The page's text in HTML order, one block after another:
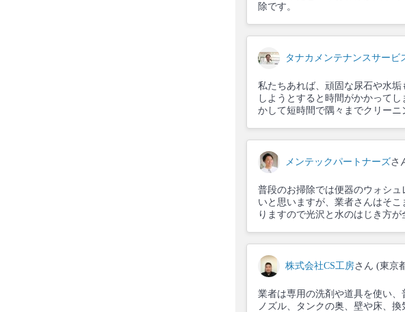
除です。
タナカメンテナンスサービ
私たちあれば、頑固な尿石や水
しようとすると時間がかかって
かして短時間で隅々までクリーニ
メンテックパートナーズさ
普段のお掃除では便器のウォシ
いと思いますが、業者さんはそ
りますので光沢と水のはじき方が
株式会社CS工房さん (東京
業者は専用の洗剤や道具を使い
ノズル、タンクの奥、壁や床、